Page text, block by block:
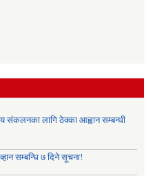
लागि ठेक्का आह्वान सम्बन्धी
सम्बन्धि ७ दिने सूचना!